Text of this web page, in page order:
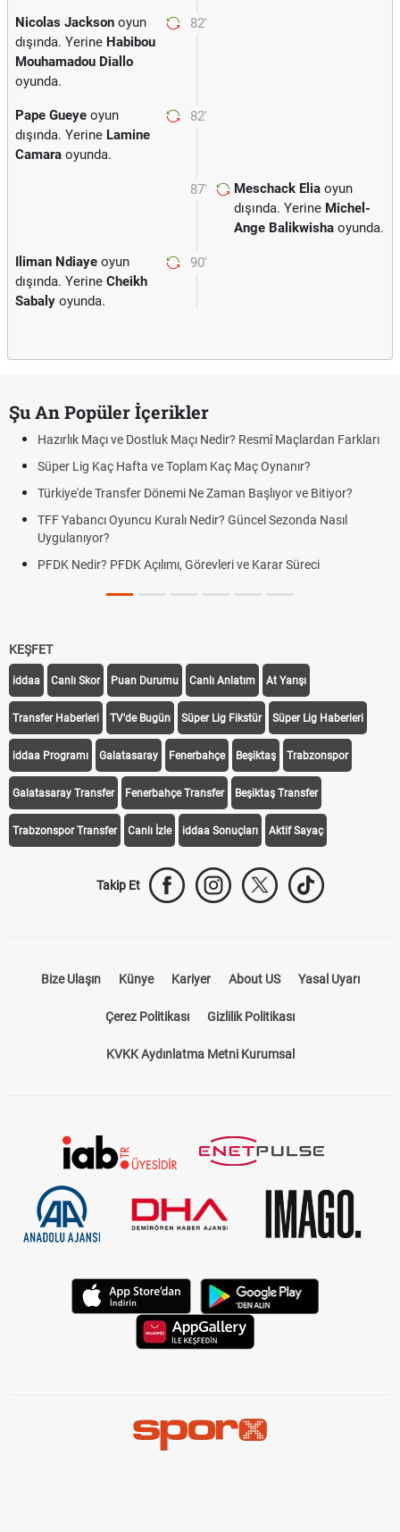
82'
Nicolas Jackson oyun
dışında. Yerine Habibou
Mouhamadou Diallo
oyunda.
82'
Pape Gueye oyun
dışında. Yerine Lamine
Camara oyunda.
87' Meschack Elia oyun
dışında. Yerine Michel-
Ange Balikwisha oyunda.
90'
Iliman Ndiaye oyun
dışında. Yerine Cheikh
Sabaly oyunda.
Şu An Popüler İçerikler
Hazırlık Maçı ve Dostluk Maçı Nedir? Resmî Maçlardan Farkları
Süper Lig Kaç Hafta ve Toplam Kaç Maç Oynanır?
Türkiye'de Transfer Dönemi Ne Zaman Başlıyor ve Bitiyor?
TFF Yabancı Oyuncu Kuralı Nedir? Güncel Sezonda Nasıl
Uygulanıyor?
PFDK Nedir? PFDK Açılımı, Görevleri ve Karar Süreci
KEŞFET
iddaa Canlı Skor Puan Durumu Canlı Anlatım At Yarışı
Transfer Haberleri TV'de Bugün Süper Lig Fikstür Süper Lig Haberleri
iddaa Programı Galatasaray Fenerbahçe Beşiktaş Trabzonspor
Galatasaray Transfer Fenerbahçe Transfer Beşiktaş Transfer
Trabzonspor Transfer Canlı İzle iddaa Sonuçları Aktif Sayaç
Takip Et
Bize Ulaşın Künye Kariyer About US Yasal Uyarı
Çerez Politikası Gizlilik Politikası
KVKK Aydınlatma Metni Kurumsal